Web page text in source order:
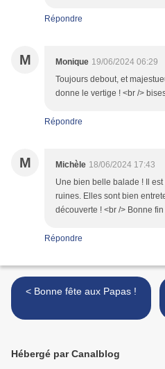
Répondre
M Monique 19/06/2024 06:29
Toujours debout, et
donne le vertige ! <br />
Répondre
M Michèle 18/06/2024 17:43
Une bien belle balade ! Il
ruines. Elles sont bien
découverte ! <br /> Bonne
Répondre
< Bonne fête aux Papas !
Hébergé par Canalblog